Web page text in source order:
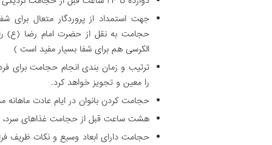
جهت استمداد از پروردگار متعال برای
حجامت به نقل از حضرت امام رضا (ع)
الکرسی هم برای شفا بسیار مفید است )
ترتیب و زمان بندی انجام حجامت برای
را معین و تجویز خواهد کرد.
حجامت کردن بانوان در ایام عادت
هشت ساعت قبل از حجامت غذاهای سرد،
حجامت دارای ابعاد وسیع و نکات ظریف